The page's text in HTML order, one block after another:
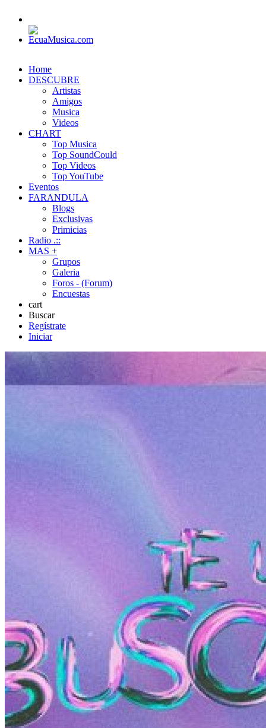
Home
DESCUBRE
Artistas
Amigos
Musica
Videos
CHART
Top Musica
Top SoundCould
Top Videos
Top YouTube
Eventos
FARANDULA
Blogs
Exclusivas
Primicias
Radio .::
MAS +
Grupos
Galeria
Foros - (Forum)
Encuestas
cart
Buscar
Regístrate
Iniciar